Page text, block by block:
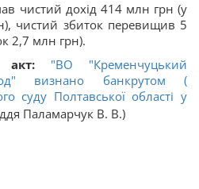
чистий дохід 414 млн грн (у
чистий збиток перевищив 5
2,7 млн грн).
акт:
"ВО "Кременчуцький
визнано банкрутом (
суду Полтавської області у
Паламарчук В. В.)